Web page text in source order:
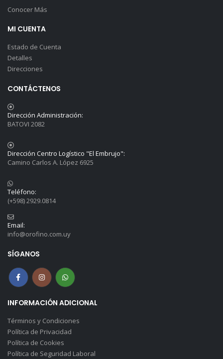
Conocer Más
MI CUENTA
Estado de Cuenta
Detalles
Direcciones
CONTÁCTENOS
Dirección Administración:
BATOVI 2082
Dirección Centro Logístico "El Embrujo":
Camino Carlos A. López 6925
Teléfono:
(+598) 2929.0814
Email:
info@orofino.com.uy
SÍGANOS
INFORMACIÓN ADICIONAL
Términos y Condiciones
Política de Privacidad
Política de Cookies
Política de Seguridad Laboral